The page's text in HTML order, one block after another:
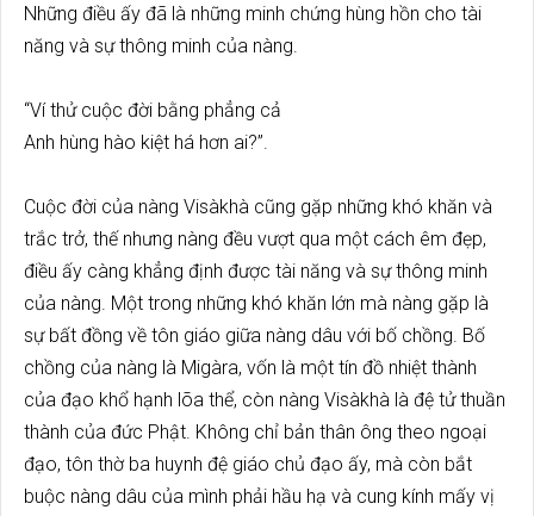
Những điều ấy đã là những minh chứng hùng hồn cho tài
năng và sự thông minh của nàng.
“Ví thử cuộc đời bằng phẳng cả
Anh hùng hào kiệt há hơn ai?”.
Cuộc đời của nàng Visàkhà cũng gặp những khó khăn và
trắc trở, thế nhưng nàng đều vượt qua một cách êm đẹp,
điều ấy càng khẳng định được tài năng và sự thông minh
của nàng. Một trong những khó khăn lớn mà nàng gặp là
sự bất đồng về tôn giáo giữa nàng dâu với bố chồng. Bố
chồng của nàng là Migàra, vốn là một tín đồ nhiệt thành
của đạo khổ hạnh lõa thể, còn nàng Visàkhà là đệ tử thuần
thành của đức Phật. Không chỉ bản thân ông theo ngoại
đạo, tôn thờ ba huynh đệ giáo chủ đạo ấy, mà còn bắt
buộc nàng dâu của mình phải hầu hạ và cung kính mấy vị